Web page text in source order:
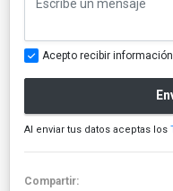
Acepto recibir
Al enviar tus datos aceptas los
Compartir: